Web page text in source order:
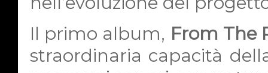
Il primo album, From The
straordinaria capacità